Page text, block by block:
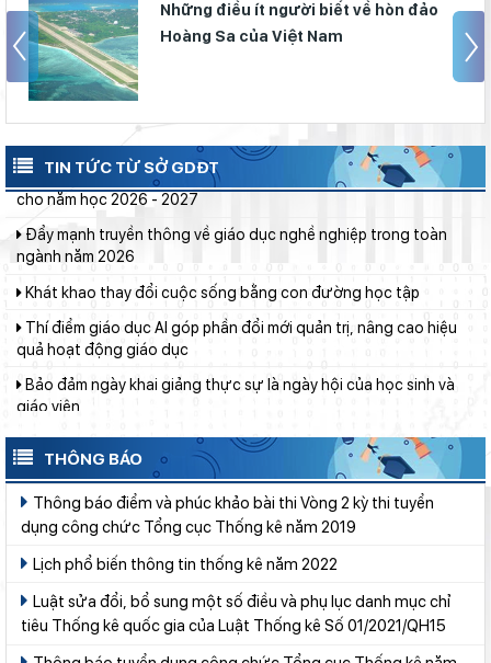
Những điều ít người biết về hòn đảo
Hoàng Sa của Việt Nam
TIN TỨC TỪ SỞ GDĐT
công lập tại các địa phương
Thắp sáng văn hóa đọc từ những “Thư viện thân thiện”
Lâm Đồng tập huấn cán bộ quản lý ngành Giáo dục, sẵn sàng
cho năm học 2026 - 2027
Đẩy mạnh truyền thông về giáo dục nghề nghiệp trong toàn
ngành năm 2026
Khát khao thay đổi cuộc sống bằng con đường học tập
quả hoạt động giáo dục
Bảo đảm ngày khai giảng thực sự là ngày hội của học sinh và
giáo viên
Phường Xuân Trường – Đà Lạt: trang bị kiến thức, kỹ năng
phòng, chống đuối nước và sơ cấp cứu cho thanh thiếu nhi
Từ khát vọng dân giàu, nước mạnh đến lý luận kinh tế thị
trường định hướng XHCN trong kỷ nguyên mới - Bài 2: Khơi
thông nguồn lực, vững bước tiến vào kỷ nguyên mới (tiếp theo
và hết)
Lâm Đồng tạo nền tảng đột phá phát triển giáo dục và đào tạo
Từ khát vọng dân giàu, nước mạnh đến lý luận kinh tế thị
định tư tưởng Hồ Chí Minh, đấu tranh với luận điệu xuyên tạc
Giữ vững nền tảng tư tưởng của Ðảng từ học đường
Lâm Đồng lấy ý kiến dự thảo chính sách thu hút, đãi ngộ và đào
THÔNG BÁO
dụng công chức Tổng cục Thống kê năm 2019
Lịch phổ biến thông tin thống kê năm 2022
tiêu Thống kê quốc gia của Luật Thống kê Số 01/2021/QH15